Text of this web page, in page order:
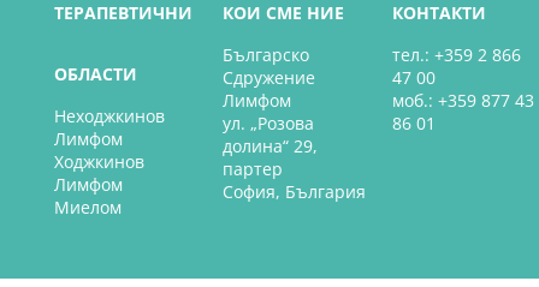
ТЕРАПЕВТИЧНИ
ОБЛАСТИ
Неходжкинов
Лимфом
Ходжкинов
Лимфом
Миелом
КОИ СМЕ НИЕ
Българско
Сдружение
Лимфом
ул. „Розова
долина“ 29,
партер
София, България
КОНТАКТИ
тел.: +359 2 866
47 00
моб.: +359 877 43
86 01